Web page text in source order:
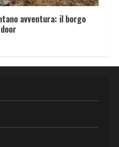
avventura: il borgo